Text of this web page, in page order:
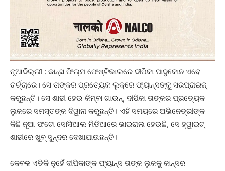
ନୂଆଦିଲ୍ଲୀ : କାନ୍ସ ଫିଲ୍ମ ଫେଷ୍ଟିଭାଲରେ ଦୀପିକା ପାଦୁକୋନ ଏବେ
ଚର୍ଚ୍ଚାରେ। ସେ ତାଙ୍କର ପ୍ରତ୍ୟେକ ଲୁକ୍‌ରେ ଫ୍ୟାନ୍ସଙ୍କୁ ସରପ୍ରାଇଜ୍
କରୁଛନ୍ତି। ସେ ଶାଢୀ ହେଉ କିମ୍ବା ଗାଉନ୍, ଦୀପିକା ତାଙ୍କର ପ୍ରତ୍ୟେକ
ଲୁକରେ ସମସ୍ତଙ୍କ ଦିୱାନା କରୁଛନ୍ତି। ଏହି ସମୟରେ ଅଭିନେତ୍ରୀଙ୍କ
କିଛି ନୂଆ ଫଟୋ ସୋସିଆଲ ମିଡିଆରେ ଭାଇରାଲ ହେଉଛି, ସେ ହ୍ୱାଇଟ୍
ଶାଢୀରେ ଖୁବ୍ ସୁନ୍ଦର ଦେଖାଯାଉଛନ୍ତି।
କେବଳ ଏତିକି ନୁହେଁ ଦୀପିକାଙ୍କ ଫ୍ୟାନ୍ସ ତାଙ୍କ ଲୁକକୁ କାନ୍ସର